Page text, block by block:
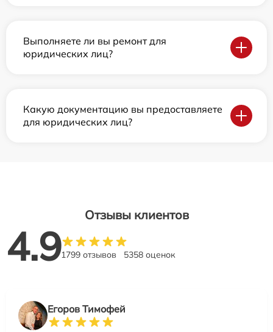
Выполняете ли вы ремонт для
юридических лиц?
Какую документацию вы предоставляете
для юридических лиц?
Отзывы клиентов
4.91799 отзывов 5358 оценок
Егоров Тимофей